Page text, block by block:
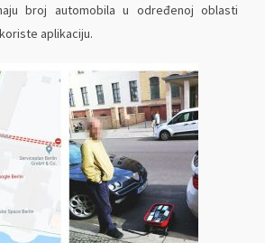
broj automobila u određenoj oblasti
aplikaciju.